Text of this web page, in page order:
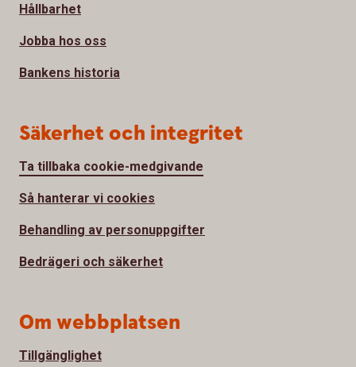
Hållbarhet
Jobba hos oss
Bankens historia
Säkerhet och integritet
Ta tillbaka cookie-medgivande
Så hanterar vi cookies
Behandling av personuppgifter
Bedrägeri och säkerhet
Om webbplatsen
Tillgänglighet